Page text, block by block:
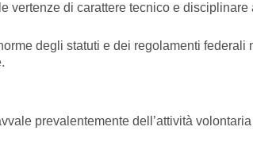
vertenze di carattere tecnico e disciplinare
degli statuti e dei regolamenti federali
prevalentemente dell’attività